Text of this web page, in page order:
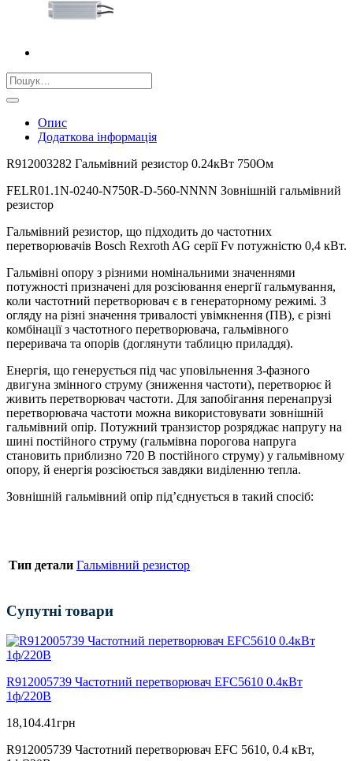
Шукати:
Опис
Додаткова інформація
R912003282 Гальмівний резистор 0.24кВт 750Ом
FELR01.1N-0240-N750R-D-560-NNNN Зовнішній гальмівний
резистор
Гальмівний резистор, що підходить до частотних
перетворювачів Bosch Rexroth AG серії Fv потужністю 0,4 кВт.
Гальмівні опору з різними номінальними значеннями
потужності призначені для розсіювання енергії гальмування,
коли частотний перетворювач є в генераторному режимі. З
огляду на різні значення тривалості увімкнення (ПВ), є різні
комбінації з частотного перетворювача, гальмівного
переривача та опорів (доглянути таблицю приладдя).
Енергія, що генерується під час уповільнення 3-фазного
двигуна змінного струму (зниження частоти), перетворює й
живить перетворювач частоти. Для запобігання перенапрузі
перетворювача частоти можна використовувати зовнішній
гальмівний опір. Потужний транзистор розряджає напругу на
шині постійного струму (гальмівна порогова напруга
становить приблизно 720 В постійного струму) у гальмівному
опору, й енергія розсіюється завдяки виділенню тепла.
Зовнішній гальмівний опір під’єднується в такий спосіб:
Тип детали Гальмівний резистор
Супутні товари
R912005739 Частотний перетворювач EFC5610 0.4кВт
1ф/220В
18,104.41грн
R912005739 Частотний перетворювач EFC 5610, 0.4 кВт,